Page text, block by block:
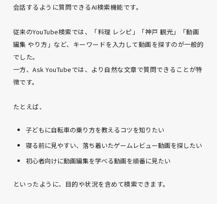
会話するように質問できるAI検索機能です。
従来のYouTube検索では、「料理 レシピ」「神戸 観光」「動画
編集 やり方」など、キーワードを入力して動画を探すのが一般的
でした。
一方、Ask YouTubeでは、より自然な文章で質問できることが特
徴です。
たとえば、
子どもに自転車の乗り方を教えるコツを知りたい
寝る前に見やすい、落ち着いたゲームレビュー動画を探したい
初心者向けに動画編集を学べる動画を順番に見たい
といったように、目的や状況を含めて検索できます。